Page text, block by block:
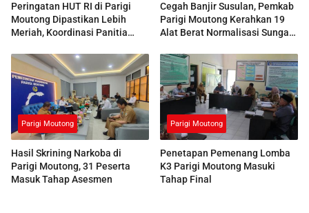
Peringatan HUT RI di Parigi
Moutong Dipastikan Lebih
Meriah, Koordinasi Panitia
Cegah Banjir Susulan, Pemkab
Parigi Moutong Kerahkan 19
Alat Berat Normalisasi Sungai
Parigi Moutong
Hasil Skrining Narkoba di
Parigi Moutong, 31 Peserta
Masuk Tahap Asesmen
Parigi Moutong
Penetapan Pemenang Lomba
K3 Parigi Moutong Masuki
Tahap Final